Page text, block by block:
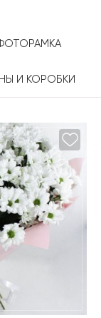
И КОРОБКИ